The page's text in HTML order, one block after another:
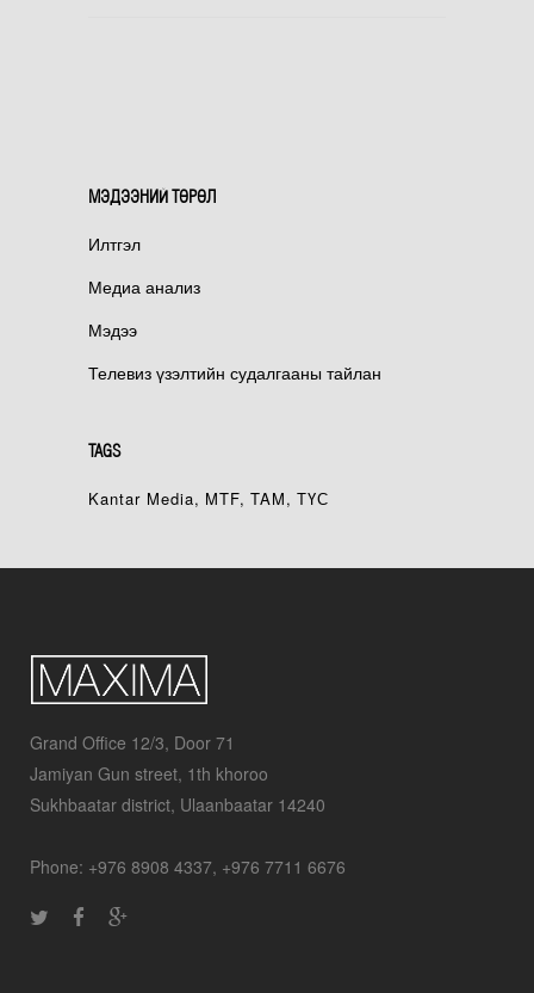
МЭДЭЭНИЙ ТӨРӨЛ
Илтгэл
Медиа анализ
Мэдээ
Телевиз үзэлтийн судалгааны тайлан
TAGS
Kantar Media MTF TAM ТҮС
Grand Office 12/3, Door 71
Jamiyan Gun street, 1th khoroo
Sukhbaatar district, Ulaanbaatar 14240
Phone: +976 8908 4337, +976 7711 6676